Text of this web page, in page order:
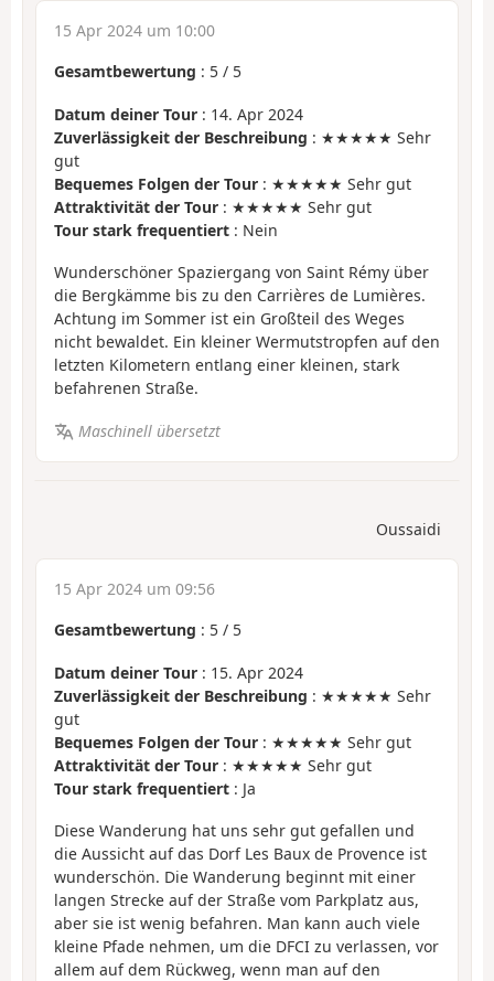
15 Apr 2024 um 10:00
Gesamtbewertung : 5 / 5
Datum deiner Tour : 14. Apr 2024
Zuverlässigkeit der Beschreibung : ★★★★★ Sehr
gut
Bequemes Folgen der Tour : ★★★★★ Sehr gut
Attraktivität der Tour : ★★★★★ Sehr gut
Tour stark frequentiert : Nein
Wunderschöner Spaziergang von Saint Rémy über
die Bergkämme bis zu den Carrières de Lumières.
Achtung im Sommer ist ein Großteil des Weges
nicht bewaldet. Ein kleiner Wermutstropfen auf den
letzten Kilometern entlang einer kleinen, stark
befahrenen Straße.
Maschinell übersetzt
Oussaidi
15 Apr 2024 um 09:56
Gesamtbewertung : 5 / 5
Datum deiner Tour : 15. Apr 2024
Zuverlässigkeit der Beschreibung : ★★★★★ Sehr
gut
Bequemes Folgen der Tour : ★★★★★ Sehr gut
Attraktivität der Tour : ★★★★★ Sehr gut
Tour stark frequentiert : Ja
Diese Wanderung hat uns sehr gut gefallen und
die Aussicht auf das Dorf Les Baux de Provence ist
wunderschön. Die Wanderung beginnt mit einer
langen Strecke auf der Straße vom Parkplatz aus,
aber sie ist wenig befahren. Man kann auch viele
kleine Pfade nehmen, um die DFCI zu verlassen, vor
allem auf dem Rückweg, wenn man auf den